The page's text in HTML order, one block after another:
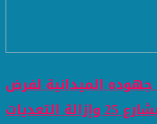
الميدانية لفرض
التعديات